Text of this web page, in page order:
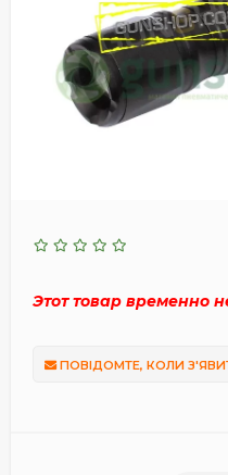
Этот товар временно
ПОВІДОМТЕ, КОЛИ